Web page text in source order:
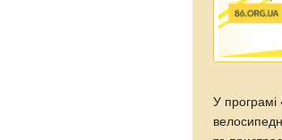
У програмі